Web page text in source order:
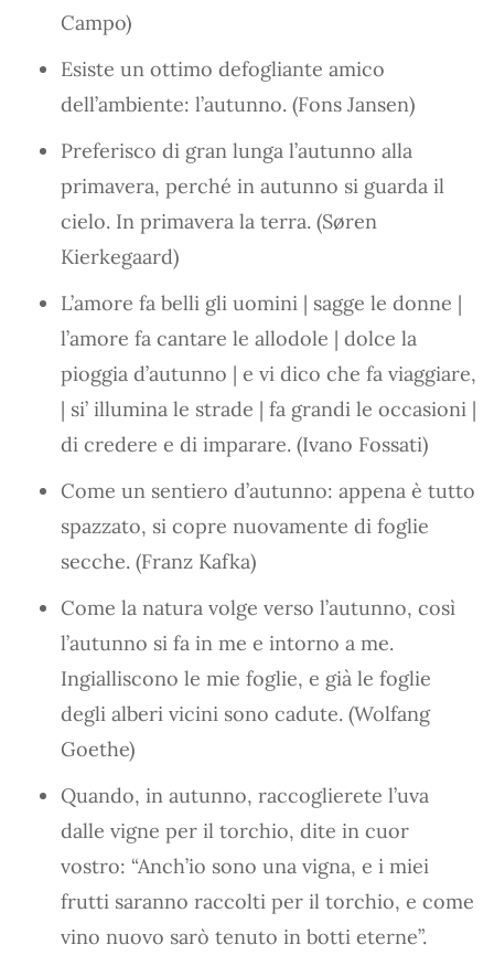
Campo)
Esiste un ottimo defogliante amico
dell’ambiente: l’autunno. (Fons Jansen)
Preferisco di gran lunga l’autunno alla
primavera, perché in autunno si guarda il
cielo. In primavera la terra. (Søren
Kierkegaard)
L’amore fa belli gli uomini | sagge le donne |
l’amore fa cantare le allodole | dolce la
pioggia d’autunno | e vi dico che fa viaggiare,
| si’ illumina le strade | fa grandi le occasioni |
di credere e di imparare. (Ivano Fossati)
Come un sentiero d’autunno: appena è tutto
spazzato, si copre nuovamente di foglie
secche. (Franz Kafka)
Come la natura volge verso l’autunno, così
l’autunno si fa in me e intorno a me.
Ingialliscono le mie foglie, e già le foglie
degli alberi vicini sono cadute. (Wolfang
Goethe)
Quando, in autunno, raccoglierete l’uva
dalle vigne per il torchio, dite in cuor
vostro: “Anch’io sono una vigna, e i miei
frutti saranno raccolti per il torchio, e come
vino nuovo sarò tenuto in botti eterne”.